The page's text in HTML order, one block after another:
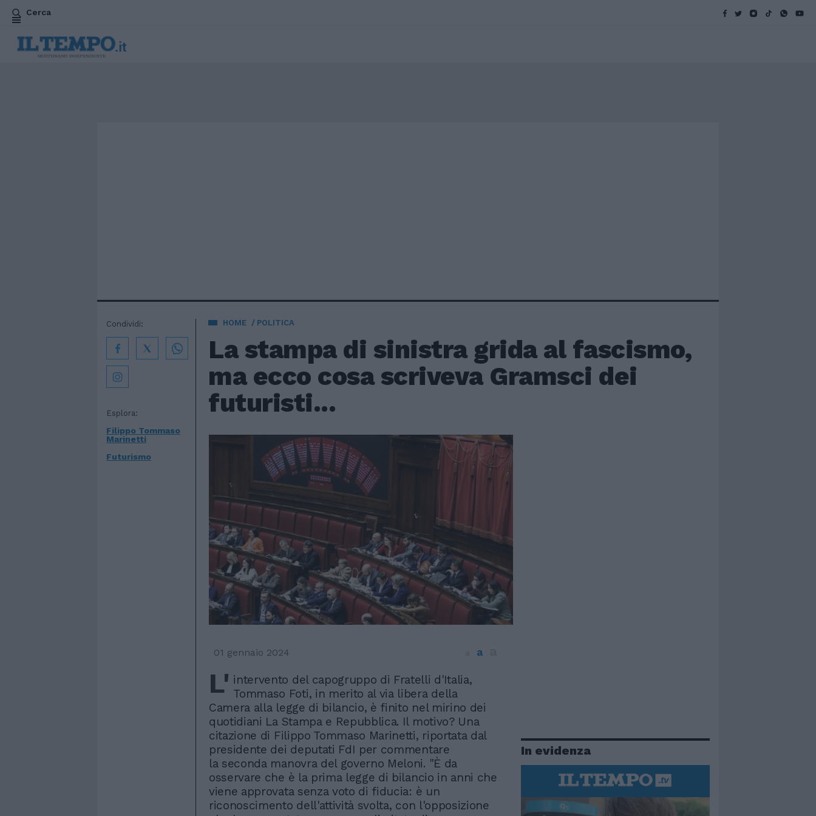
Cerca
HOME POLITICA
La stampa di sinistra grida al fascismo,
ma ecco cosa scriveva Gramsci dei
futuristi...
Esplora:
Filippo Tommaso
Marinetti
Futurismo
Condividi:
01 gennaio 2024 a
L' intervento del capogruppo di Fratelli d'Italia,
Tommaso Foti, in merito al via libera della
Camera alla legge di bilancio, è finito nel mirino dei
quotidiani La Stampa e Repubblica. Il motivo? Una
citazione di Filippo Tommaso Marinetti, riportata dal
presidente dei deputati FdI per commentare
la seconda manovra del governo Meloni. "È da
osservare che è la prima legge di bilancio in anni che
viene approvata senza voto di fiducia: è un
riconoscimento dell'attività svolta, con l'opposizione
In evidenza